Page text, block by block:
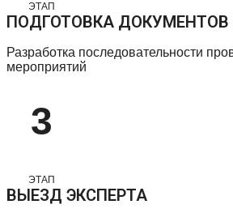
ЭТАП
ПОДГОТОВКА ДОКУМЕНТОВ
Разработка последовательности
мероприятий
3
ЭТАП
ВЫЕЗД ЭКСПЕРТА